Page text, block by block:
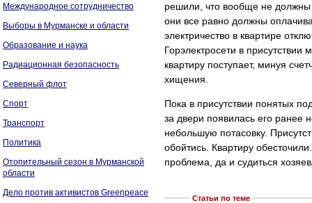
Международное сотрудничество
Выборы в Мурманске и области
Образование и наука
Радиационная безопасность
Северный флот
Спорт
Транспорт
Политика
Отопительный сезон в Мурманской
области
Дело против активистов Greenpeace
решили, что вообще не должны
они все равно должны
электричество в квартире
Горэлектросети в присутствии
квартиру поступает, минуя
хищения.
Пока в присутствии понятых
за двери появилась его ранее
небольшую потасовку.
обойтись. Квартиру
проблема, да и судиться
Статьи по теме